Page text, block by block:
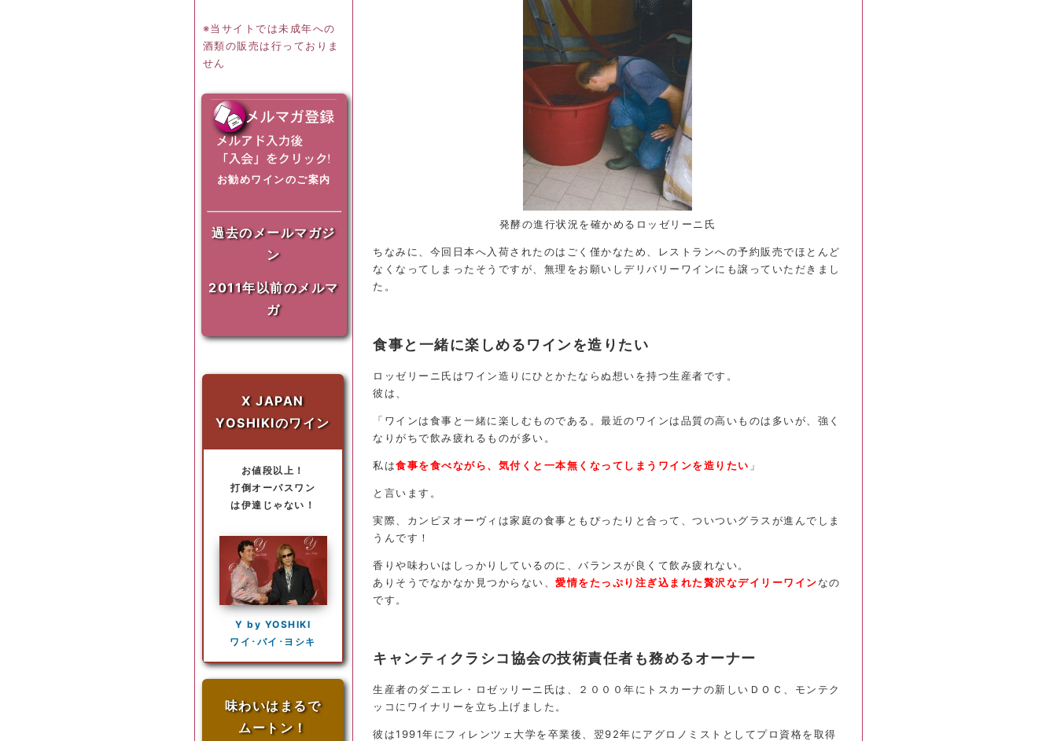
※当サイトでは未成年への
酒類の販売は行っておりま
せん
お勧めワインのご案内
過去のメールマガジ
ン
2011年以前のメルマ
ガ
X JAPAN
YOSHIKIのワイン
お値段以上！
打倒オーパスワン
は伊達じゃない！
Y by YOSHIKI
ワイ･バイ･ヨシキ
味わいはまるで
ムートン！
発酵の進行状況を確かめるロッゼリーニ氏
ちなみに、今回日本へ入荷されたのはごく僅かなため、レストランへの予約販売でほとんど
なくなってしまったそうですが、無理をお願いしデリバリーワインにも譲っていただきまし
た。
食事と一緒に楽しめるワインを造りたい
ロッゼリーニ氏はワイン造りにひとかたならぬ想いを持つ生産者です。
彼は
「ワインは食事と一緒に楽しむものである。最近のワインは品質の高いものは多いが、強く
なりがちで飲み疲れるものが多い。
私は食事を食べながら、気付くと一本無くなってしまうワインを造りたい 」
と言います。
実際、カンピヌオーヴィは家庭の食事ともぴったりと合って、ついついグラスが進んでしま
うんです！
香りや味わいはしっかりしているのに、バランスが良くて飲み疲れない。
ありそうでなかなか見つからない、 愛情をたっぷり注ぎ込まれた贅沢なデイリーワインなの
です。
キャンティクラシコ協会の技術責任者も務めるオーナー
生産者のダニエレ・ロゼッリーニ氏は、２０００年にトスカーナの新しいＤＯＣ、モンテク
ッコにワイナリーを立ち上げました。
彼は1991年にフィレンツェ大学を卒業後、翌92年にアグロノミストとしてプロ資格を取得